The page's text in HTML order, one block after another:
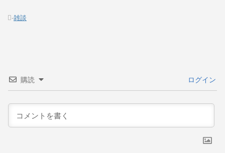
-雑談
購読 ログイン